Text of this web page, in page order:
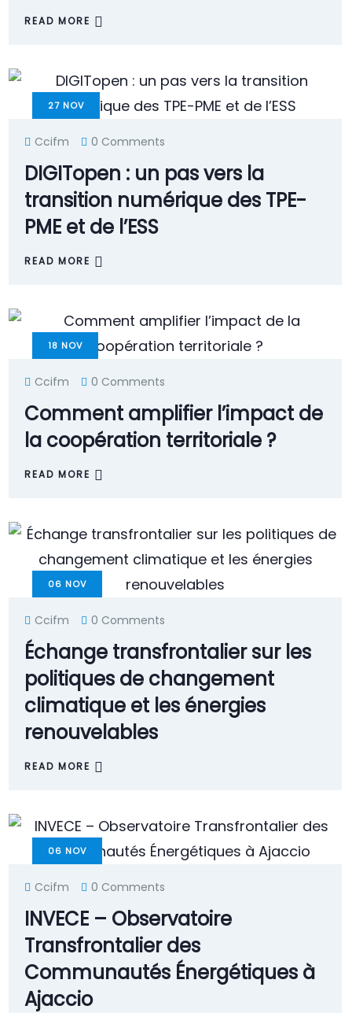
READ MORE
27 NOV
Ccifm 0 Comments
DIGITopen : un pas vers la
transition numérique des TPE-
PME et de l’ESS
READ MORE
18 NOV
Ccifm 0 Comments
Comment amplifier l’impact de
la coopération territoriale ?
READ MORE
06 NOV
Ccifm 0 Comments
Échange transfrontalier sur les
politiques de changement
climatique et les énergies
renouvelables
READ MORE
06 NOV
Ccifm 0 Comments
INVECE – Observatoire
Transfrontalier des
Communautés Énergétiques à
Ajaccio